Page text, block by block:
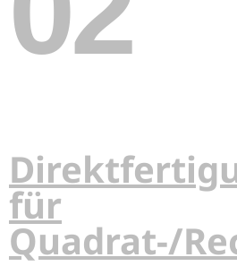
für
Quadrat-/